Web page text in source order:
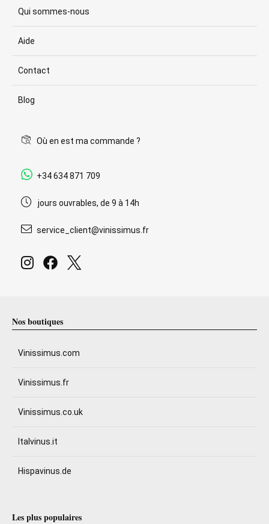
Qui sommes-nous
Aide
Contact
Blog
Où en est ma commande ?
+34 634 871 709
jours ouvrables, de 9 à 14h
service_client@vinissimus.fr
Nos boutiques
Vinissimus.com
Vinissimus.fr
Vinissimus.co.uk
Italvinus.it
Hispavinus.de
Les plus populaires